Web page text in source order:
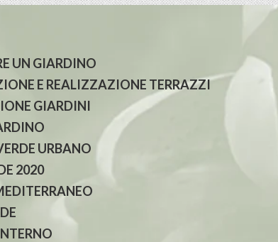
UN GIARDINO
E REALIZZAZIONE TERRAZZI
GIARDINI
URBANO
2020